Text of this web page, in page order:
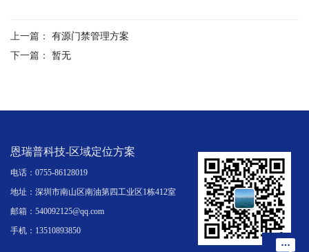
上一篇： 有源门禁管理方案
下一篇： 暂无
恩瑞普科技-区域定位方案
电话：0755-86128019
地址：深圳市南山区南油第四工业区1栋412室
邮箱：540092125@qq.com
手机：13510893850